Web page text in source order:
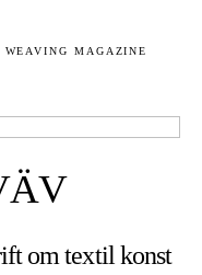
MAGAZINE
om textil konst